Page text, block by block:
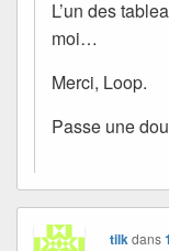
L’un des
moi…
Merci, Loop.
Passe une
tilkdans